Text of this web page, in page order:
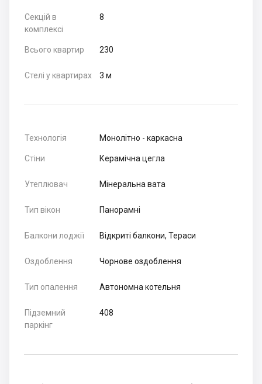
Секцій в
комплексі
8
Всього квартир 230
Стелі у квартирах 3 м
Технологія Монолітно - каркасна
Стіни Керамічна цегла
Утеплювач Мінеральна вата
Тип вікон Панорамні
Балкони лоджії Відкриті балкони, Тераси
Оздоблення Чорнове оздоблення
Тип опалення Автономна котельня
Підземний
паркінг
408